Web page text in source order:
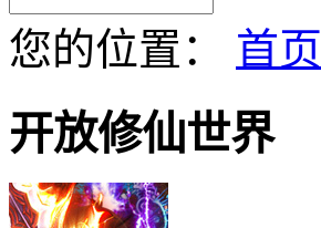
您的位置： 首页
开放修仙世界